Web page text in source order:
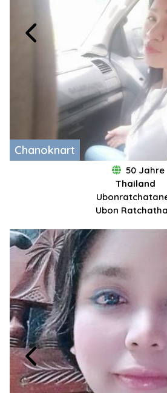
Chanoknart
50 Jahre
Thailand
Ubon